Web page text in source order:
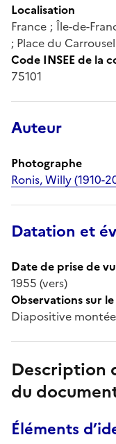
Localisation
France ; Île-de-
; Place du Carrousel
Code INSEE de la
75101
Auteur
Photographe
Ronis, Willy (1910-
Datation et
Date de prise de
1955 (vers)
Observations sur
Diapositive
Description
du
Éléments